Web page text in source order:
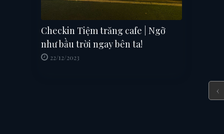
Checkin Tiệm trăng cafe | Ngỡ
như bầu trời ngay bên ta!
22/12/2023
‹